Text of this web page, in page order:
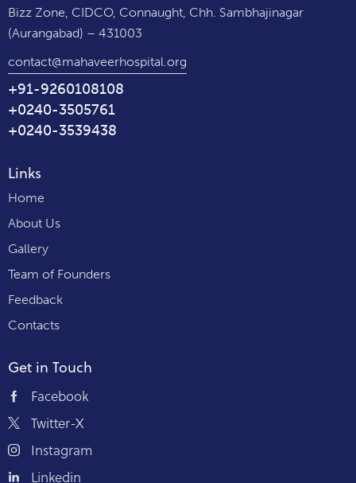
Bizz Zone, CIDCO, Connaught, Chh. Sambhajinagar
(Aurangabad) – 431003
contact@mahaveerhospital.org
+91-9260108108
+0240-3505761
+0240-3539438
Links
Home
About Us
Gallery
Team of Founders
Feedback
Contacts
Get in Touch
Facebook
Twitter-X
Instagram
Linkedin